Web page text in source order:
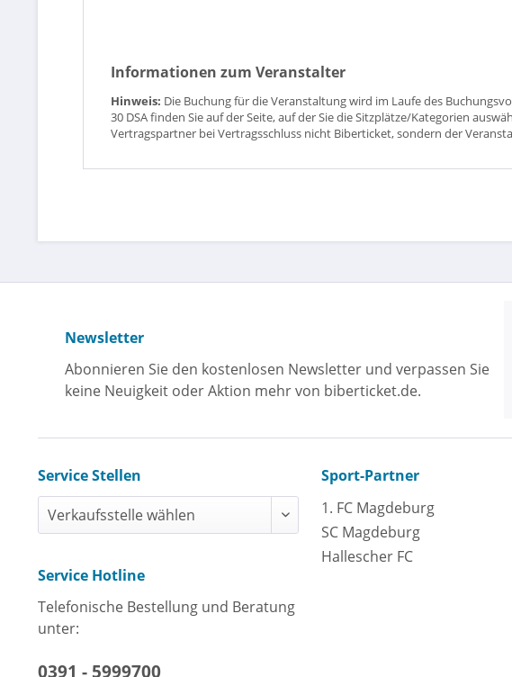
Informationen zum Veranstalter
Hinweis: Die Buchung für die Veranstaltung wird im Laufe des
30 DSA finden Sie auf der Seite, auf der Sie die Sitzplätze/Kategorien
Vertragspartner bei Vertragsschluss nicht Biberticket, sondern der
Newsletter
Abonnieren Sie den kostenlosen Newsletter und verpassen Sie
keine Neuigkeit oder Aktion mehr von biberticket.de.
Service Stellen
Service Hotline
Telefonische Bestellung und Beratung
unter:
0391 - 5999700
Sport-Partner
1. FC Magdeburg
SC Magdeburg
Hallescher FC